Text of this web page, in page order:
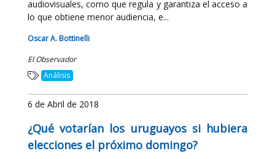
audiovisuales, como que regula y garantiza el acceso a
lo que obtiene menor audiencia, e...
Oscar A. Bottinelli
El Observador
Análisis
6 de Abril de 2018
¿Qué votarían los uruguayos si hubiera
elecciones el próximo domingo?